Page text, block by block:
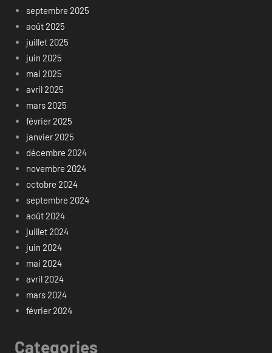
septembre 2025
août 2025
juillet 2025
juin 2025
mai 2025
avril 2025
mars 2025
février 2025
janvier 2025
décembre 2024
novembre 2024
octobre 2024
septembre 2024
août 2024
juillet 2024
juin 2024
mai 2024
avril 2024
mars 2024
février 2024
Categories